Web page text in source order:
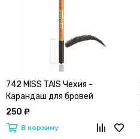
742 MISS TAIS Чехия -
Карандаш для бровей
250 ₽
В корзину